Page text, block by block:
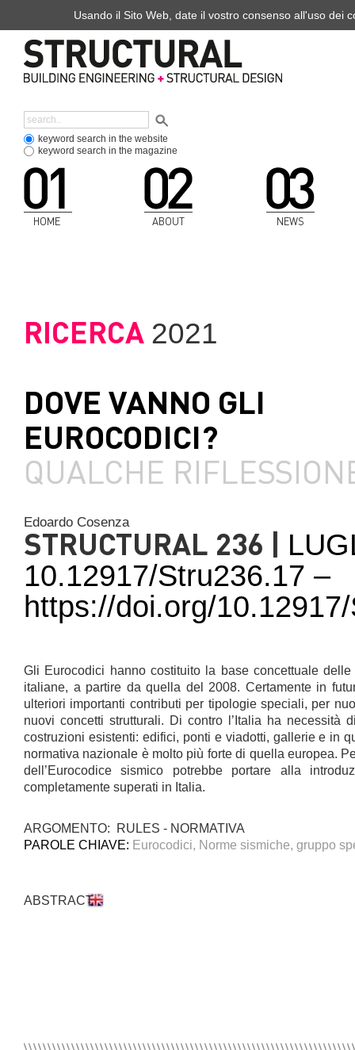
keyword search in the website
keyword search in the magazine
HOME ABOUT NEWS
RICERCA 2021
DOVE VANNO GLI
EUROCODICI?
QUALCHE
Edoardo Cosenza
STRUCTURAL 236 |
10.12917/Stru236.17 –
https://doi.org/
Gli Eurocodici hanno costituito la base concettuale
italiane, a partire da quella del 2008. Certamente in
ulteriori importanti contributi per tipologie speciali, per
nuovi concetti strutturali. Di contro l’Italia ha necessità
costruzioni esistenti: edifici, ponti e viadotti, gallerie e in
normativa nazionale è molto più forte di quella europea.
dell’Eurocodice sismico potrebbe portare alla
completamente superati in Italia.
ARGOMENTO: RULES - NORMATIVA
PAROLE CHIAVE: Eurocodici, Norme sismiche, gruppo
ABSTRACT
Usando il Sito Web, date il vostro consenso all'uso